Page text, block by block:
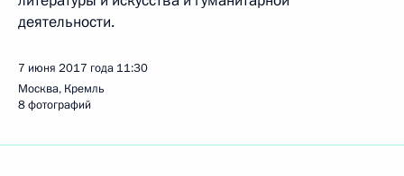
деятельности.
7 июня 2017 года 11:30
Москва, Кремль
8 фотографий